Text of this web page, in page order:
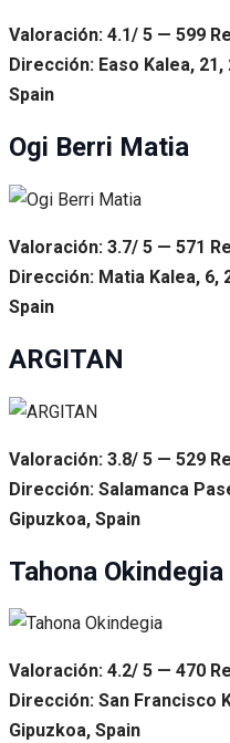
Valoración: 4.1/ 5 — 599
Dirección: Easo Kalea,
Spain
Ogi Berri Matia
Valoración: 3.7/ 5 — 571
Dirección: Matia Kalea, 6,
Spain
ARGITAN
Valoración: 3.8/ 5 — 529
Dirección: Salamanca
Gipuzkoa, Spain
Tahona Okindegia
Valoración: 4.2/ 5 — 470
Dirección: San Francisco
Gipuzkoa, Spain